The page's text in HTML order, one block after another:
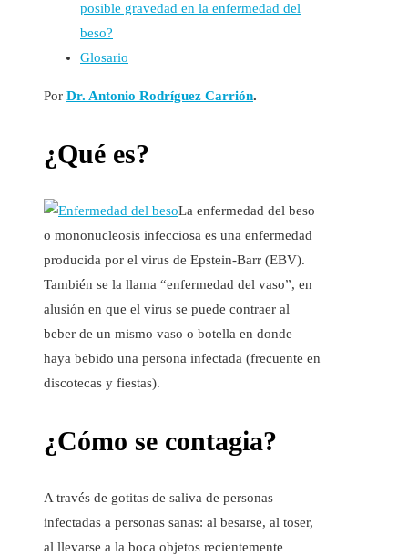
Noticias Sanitarias
Enlaces
Newsletter
posible gravedad en la enfermedad del
beso?
Glosario
Por Dr. Antonio Rodríguez Carrión.
¿Qué es?
La enfermedad del beso
o mononucleosis infecciosa es una enfermedad
producida por el virus de Epstein-Barr (EBV).
También se la llama “enfermedad del vaso”, en
alusión en que el virus se puede contraer al
beber de un mismo vaso o botella en donde
haya bebido una persona infectada (frecuente en
discotecas y fiestas).
¿Cómo se contagia?
A través de gotitas de saliva de personas
infectadas a personas sanas: al besarse, al toser,
al llevarse a la boca objetos recientemente